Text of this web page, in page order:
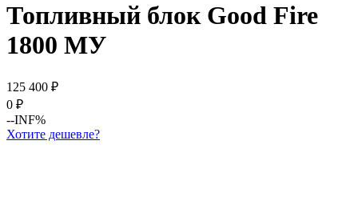
Топливный блок Good Fire
1800 МУ
125 400 ₽
0 ₽
--INF%
Хотите дешевле?